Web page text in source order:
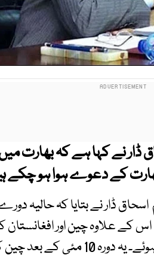
ڈار نے کہا ہے کہ بھارت
کے دعوے ہوا ہو چکے
ڈار نے بتایا کہ حالیہ
کے علاوہ چین اور افغانستان
خارجہ کے ساتھ سہ فریقی ملاقات کے ادوار بھی ہوئے۔